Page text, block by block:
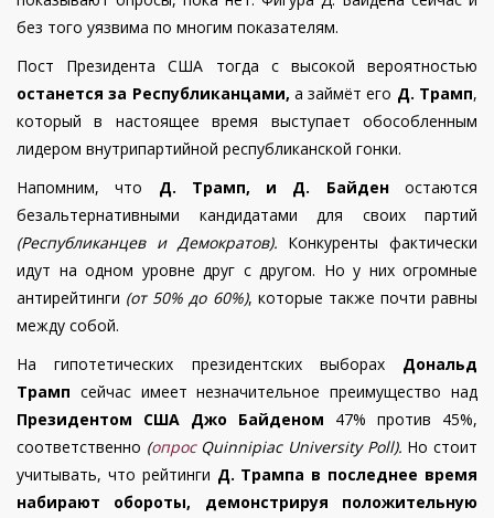
без того уязвима по многим показателям.
Пост Президента США тогда с высокой вероятностью
останется за Республиканцами, а займёт его Д. Трамп,
который в настоящее время выступает обособленным
лидером внутрипартийной республиканской гонки.
Напомним, что Д. Трамп, и Д. Байденостаются
безальтернативными кандидатами для своих партий
(Республиканцев и Демократов). Конкуренты фактически
идут на одном уровне друг с другом. Но у них огромные
антирейтинги (от 50% до 60%), которые также почти равны
между собой.
На гипотетических президентских выборах Дональд
Трамп сейчас имеет незначительное преимущество над
Президентом США Джо Байденом 47% против 45%,
соответственно (опросQuinnipiac University Poll). Но стоит
учитывать, что рейтинги Д. Трампа в последнее время
набирают обороты, демонстрируя положительную